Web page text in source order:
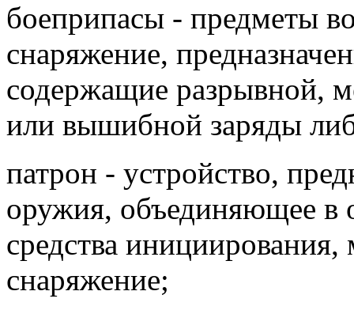
боеприпасы - предметы
снаряжение,
содержащие разрывной,
или вышибной заряды
патрон - устройство,
оружия, объединяющее в
средства
снаряжение;